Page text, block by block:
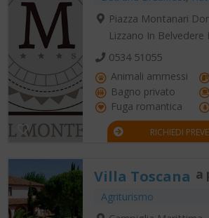
Piazza Montanari
Lizzano In
0534 51055
Animali ammessi
Bagno privato
Fuga romantica
RICHIEDI
Villa Toscana
Agriturismo
a